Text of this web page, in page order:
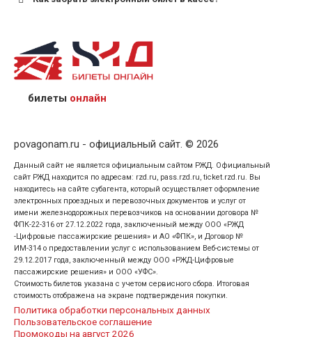
назвав кассиру 14-значный номер заказа;
предъявив удостоверение личности пассажира, на
кого оформлен билет.
билеты онлайн
povagonam.ru - официальный сайт. © 2026
Данный сайт не является официальным сайтом РЖД. Официальный
сайт РЖД находится по адресам: rzd.ru, pass.rzd.ru, ticket.rzd.ru. Вы
находитесь на сайте субагента, который осуществляет оформление
электронных проездных и перевозочных документов и услуг от
имени железнодорожных перевозчиков на основании договора №
ФПК-22-316 от 27.12.2022 года, заключенный между ООО «РЖД
-Цифровые пассажирские решения» и АО «ФПК», и Договор №
ИМ-314 о предоставлении услуг с использованием Веб-системы от
29.12.2017 года, заключенный между ООО «РЖД-Цифровые
пассажирские решения» и ООО «УФС».
Стоимость билетов указана с учетом сервисного сбора. Итоговая
стоимость отображена на экране подтверждения покупки.
Политика обработки персональных данных
Пользовательское соглашение
Промокоды на август 2026